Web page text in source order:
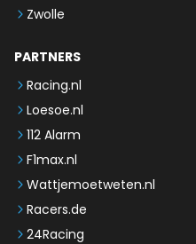
Zwolle
PARTNERS
Racing.nl
Loesoe.nl
112 Alarm
F1max.nl
Wattjemoetweten.nl
Racers.de
24Racing